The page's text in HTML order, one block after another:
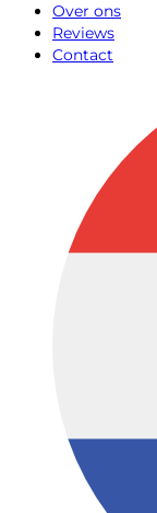
Over ons
Reviews
Contact